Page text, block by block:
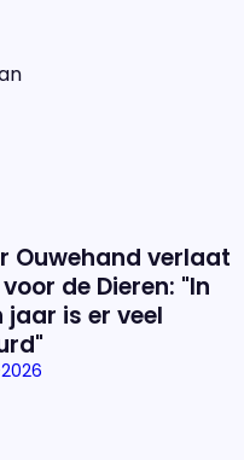
Ouwehand verlaat
de Dieren: "In
jaar is er veel